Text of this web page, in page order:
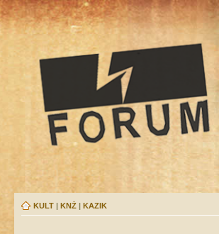
KULT | KNŻ | KAZIK